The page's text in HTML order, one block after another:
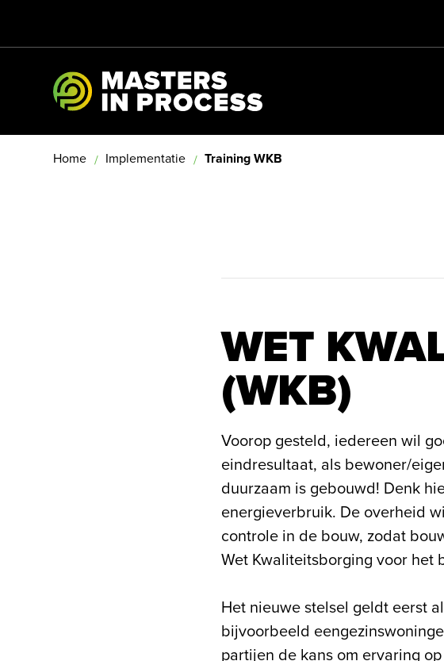
Home Implementatie Training WKB
WET
(WKB)
Voorop gesteld, iedereen wil
eindresultaat, als bewoner/
duurzaam is gebouwd! Denk
energieverbruik. De overheid
controle in de bouw, zodat
Wet Kwaliteitsborging voor het
Het nieuwe stelsel geldt eerst
bijvoorbeeld
partijen de kans om ervaring